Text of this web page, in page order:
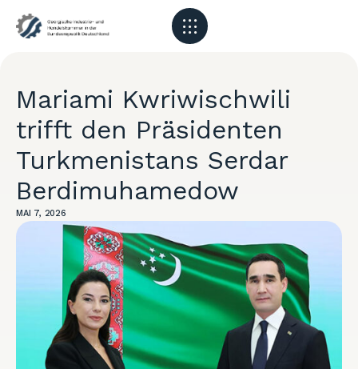
Mariami Kwriwischwili
trifft den Präsidenten
Turkmenistans Serdar
Berdimuhamedow
MAI 7, 2026